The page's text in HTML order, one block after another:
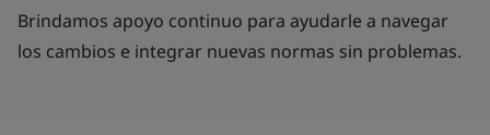
Brindamos apoyo continuo para ayudarle a navegar
los cambios e integrar nuevas normas sin problemas.